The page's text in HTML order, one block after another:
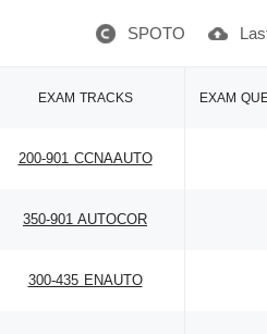
SPOTO
EXAM TRACKS EXAM
200-901 CCNAAUTO
350-901 AUTOCOR
300-435 ENAUTO